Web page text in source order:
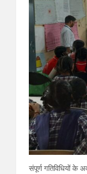
संपूर्ण गतिविधियों के